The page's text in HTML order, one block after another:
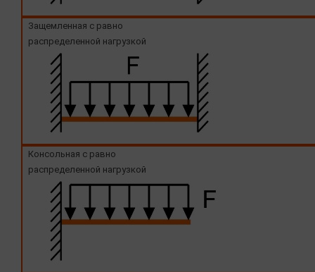
Защемленная с равно
распределенной нагрузкой
Консольная с равно
распределенной нагрузкой